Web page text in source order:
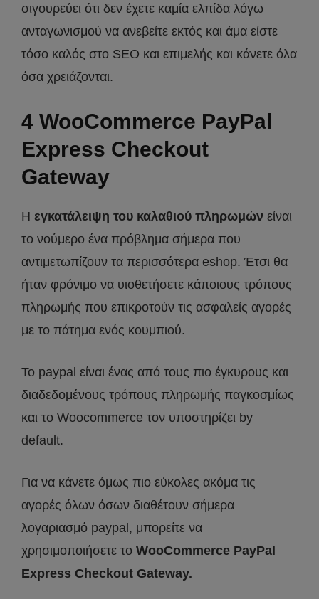
σιγουρεύει ότι δεν έχετε καμία ελπίδα λόγω
ανταγωνισμού να ανεβείτε εκτός και άμα είστε
τόσο καλός στο SEO και επιμελής και κάνετε όλα
όσα χρειάζονται.
4 WooCommerce PayPal
Express Checkout
Gateway
Η εγκατάλειψη του καλαθιού πληρωμών είναι
το νούμερο ένα πρόβλημα σήμερα που
αντιμετωπίζουν τα περισσότερα eshop. Έτσι θα
ήταν φρόνιμο να υιοθετήσετε κάποιους τρόπους
πληρωμής που επικροτούν τις ασφαλείς αγορές
με το πάτημα ενός κουμπιού.
Το paypal είναι ένας από τους πιο έγκυρους και
διαδεδομένους τρόπους πληρωμής παγκοσμίως
και το Woocommerce τον υποστηρίζει by
default.
Για να κάνετε όμως πιο εύκολες ακόμα τις
αγορές όλων όσων διαθέτουν σήμερα
λογαριασμό paypal, μπορείτε να
χρησιμοποιήσετε το WooCommerce PayPal
Express Checkout Gateway.